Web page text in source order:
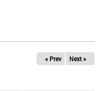
« Prev Next »